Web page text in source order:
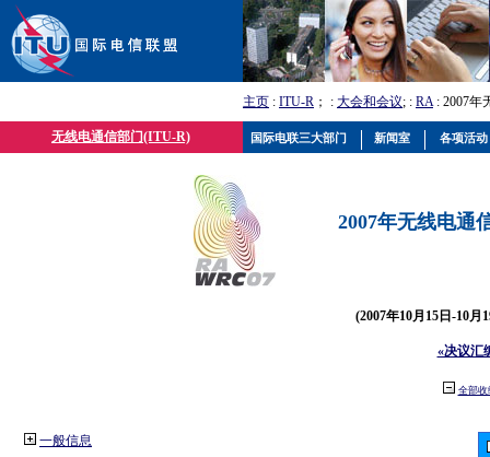
主页 : ITU-R ； : 大会和会议; : RA: 2007年
无线电通信部门(ITU-R)
2007年无线电通
(2007年10月15日-10月
«决议汇
全部收
一般信息
国际电联三大部门 新闻室 各项活动